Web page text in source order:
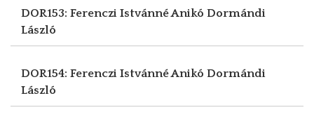
DOR153: Ferenczi Istvánné Anikó Dormándi
László
DOR154: Ferenczi Istvánné Anikó Dormándi
László